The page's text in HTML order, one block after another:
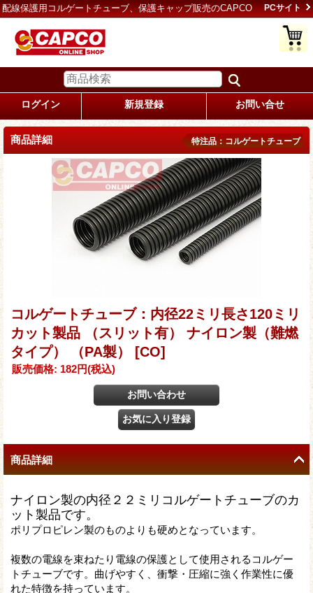
配線保護用コルゲートチューブ、保護キャップ販売のCAPCO PCサイト
ログイン 新規登録 お問い合せ
商品詳細 特注品：コルゲートチューブ
コルゲートチューブ：内径22ミリ長さ120ミリ
カット製品 （スリット有） ナイロン製（難燃
タイプ） （PA製） [CO]
販売価格: 182円(税込)
商品詳細
ナイロン製の内径２２ミリコルゲートチューブのカ
ット製品です。
ポリプロピレン製のものよりも硬めとなっています。
複数の電線を束ねたり電線の保護として使用されるコルゲー
トチューブです。曲げやすく、衝撃・圧縮に強く作業性に優
れた特徴を持っています。